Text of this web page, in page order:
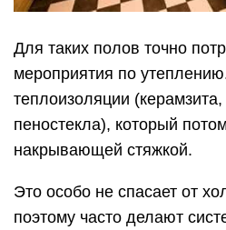
Однако, уклон,
совсем удобен для
Не критично, но, порой,
щелевом полу в бане вода